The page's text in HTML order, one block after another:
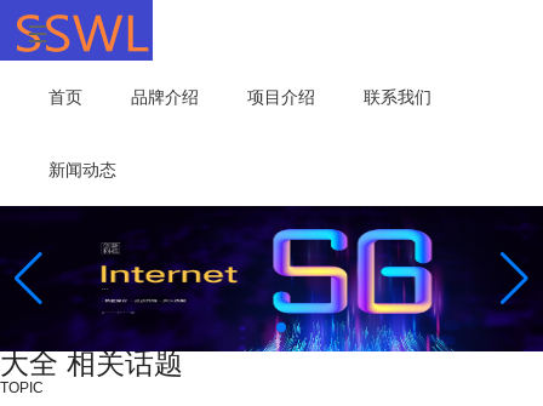
首页 品牌介绍 项目介绍 联系我们
新闻动态
大全 相关话题
TOPIC